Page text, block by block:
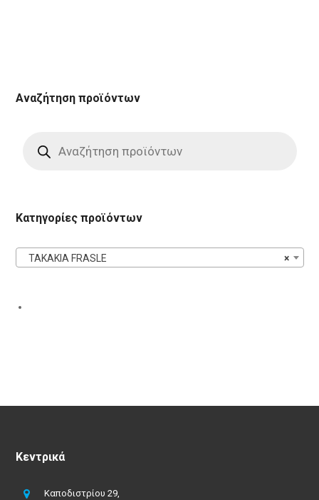
Αναζήτηση προϊόντων
search
Κατηγορίες προϊόντων
×
ΤΑΚΑΚΙΑ FRASLE
Κεντρικά
Καποδιστρίου 29,